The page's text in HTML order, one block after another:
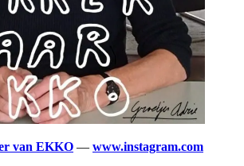
van EKKO — www.instagram.com